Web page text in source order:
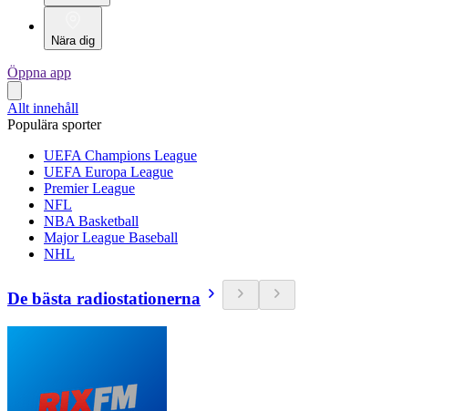
Nära dig
Öppna app
Allt innehåll
Populära sporter
UEFA Champions League
UEFA Europa League
Premier League
NFL
NBA Basketball
Major League Baseball
NHL
De bästa radiostationerna